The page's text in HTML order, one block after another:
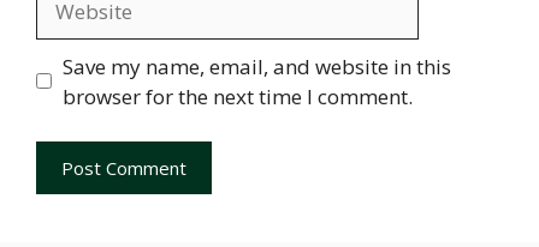
Save my name, email, and website in this
browser for the next time I comment.